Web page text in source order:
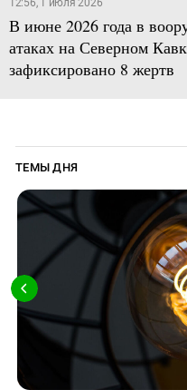
12:56, 1 июля 2026
В июне 2026 года в
атаках на Северном
зафиксировано 8 жертв
ТЕМЫ ДНЯ